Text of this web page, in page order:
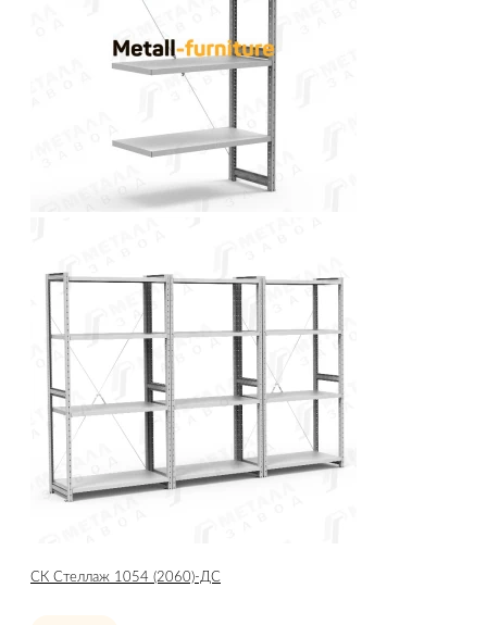
СК Стеллаж 1054 (2060)-ДС